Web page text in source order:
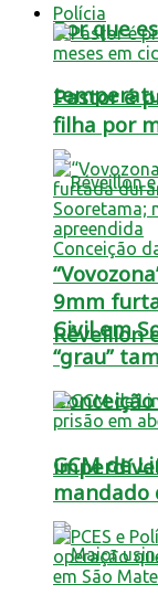
Por que
Réveillon
Polícia
Pastor é
filha por
9mm
Civil em
“grau”
GCM de
mandado